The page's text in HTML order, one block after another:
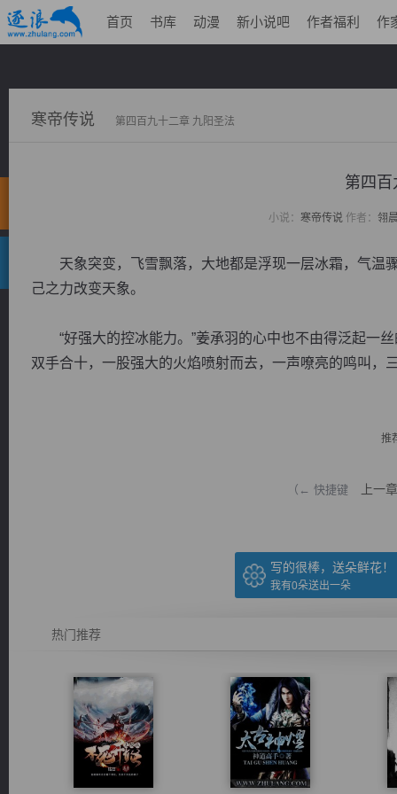
首页 书库 动漫 新小说吧 作者福利 作
寒帝传说 第四百九十二章 九阳圣法
第四百
小说： 寒帝传说作者： 翎
天象突变，飞雪飘落，大地都是浮现一层冰霜，气温
己之力改变天象。
“好强大的控冰能力。”姜承羽的心中也不由得泛起一
双手合十，一股强大的火焰喷射而去，一声嘹亮的鸣叫，
推
（← 快捷键 上一章
写的很棒，送朵鲜花！
我有0朵送出一朵
热门推荐